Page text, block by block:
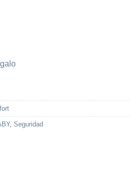
, Seguridad